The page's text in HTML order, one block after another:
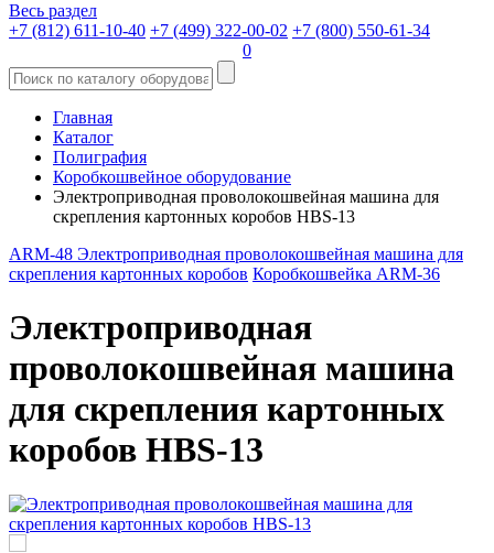
Весь раздел
+7 (812) 611-10-40 +7 (499) 322-00-02 +7 (800) 550-61-34
0
Главная
Каталог
Полиграфия
Коробкошвейное оборудование
Электроприводная проволокошвейная машина для
скрепления картонных коробов HBS-13
ARM-48 Электроприводная проволокошвейная машина для
скрепления картонных коробов Коробкошвейка ARM-36
Электроприводная
проволокошвейная машина
для скрепления картонных
коробов HBS-13